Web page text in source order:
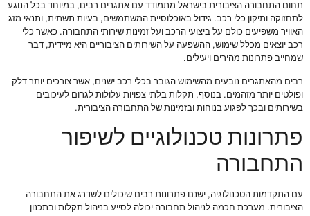
תחום התחבורה הציבורית בישראל מתמודד עם אתגרים רבים, במיוחד בכל הנוגע
לתחזוקה ותיקון כלי רכב. גידול באוכלוסיית המשתמשים, בעיות תשתית, ותנאי מזג
האוויר משפיעים כולם על ביצועי הרכב ועל זמינות שירותי התחבורה. כאשר כלי
רכב יוצאים מכלל שימוש, ההשפעה על השירותים הציבוריים היא מיידית, דבר
שמחייב פתרונות מהירים ויעילים.
רבים מהאתגרים נובעים מהשימוש הגובר בכלי רכב ישנים, אשר צורכים יותר דלק
ופולטים יותר מזהמים. בנוסף, תקלות בלתי צפויות עלולות לגרום לעיכובים
בשירותים ובכך לפגוע בנוחות ובזמינות של התחבורה הציבורית.
פתרונות טכנולוגיים לשיפור
התחבורה
עם התקדמות הטכנולוגיה, ישנם פתרונות רבים שיכולים לשדרג את התחבורה
הציבורית. מערכת חכמה לניהול תחבורה יכולה לסייע בניהול תקלות ובתכנון